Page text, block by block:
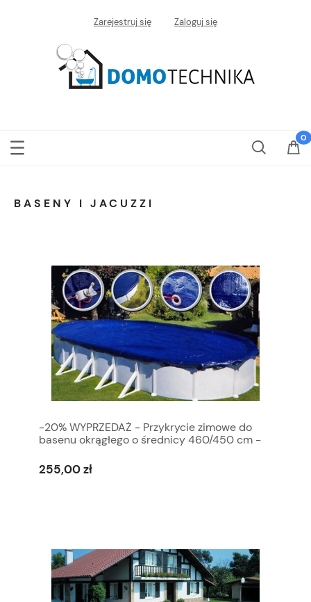
Zarejestruj się Zaloguj się
BASENY I JACUZZI
-20% WYPRZEDAŻ - Przykrycie zimowe do
basenu okrągłego o średnicy 460/450 cm -
255,00 zł